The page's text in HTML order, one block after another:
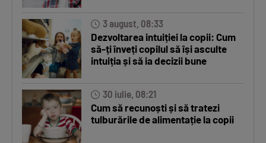
3 august, 08:33
Dezvoltarea intuiției la copii: Cum
să-ți înveți copilul să își asculte
intuiția și să ia decizii bune
30 iulie, 08:21
Cum să recunoști și să tratezi
tulburările de alimentație la copii